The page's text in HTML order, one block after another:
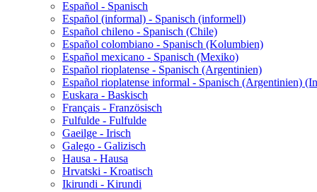
Español - Spanisch
Español (informal) - Spanisch (informell)
Español chileno - Spanisch (Chile)
Español colombiano - Spanisch (Kolumbien)
Español mexicano - Spanisch (Mexiko)
Español rioplatense - Spanisch (Argentinien)
Español rioplatense informal - Spanisch (Argentinien)
Euskara - Baskisch
Français - Französisch
Fulfulde - Fulfulde
Gaeilge - Irisch
Galego - Galizisch
Hausa - Hausa
Hrvatski - Kroatisch
Ikirundi - Kirundi